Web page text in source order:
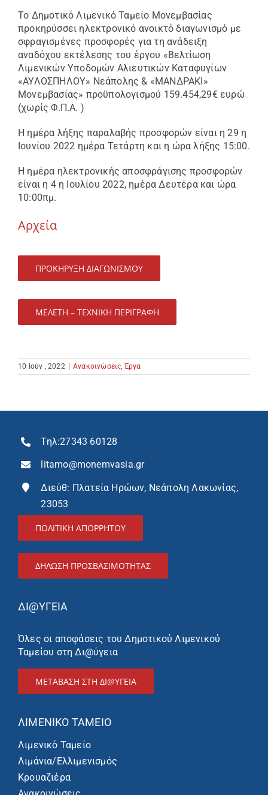
Το Δημοτικό Λιμενικό Ταμείο Μονεμβασίας
προκηρύσσει ηλεκτρονικό ανοικτό διαγωνισμό με
σφραγισμένες προσφορές για τη ανάδειξη
αναδόχου εκτέλεσης του έργου «Βελτίωση
Λιμενικών Υποδομών Αλιευτικών Καταφυγίων
«ΑΥΛΟΣΠΗΛΟΥ» Νεάπολης & «ΜΑΝΔΡΑΚΙ»
Μονεμβασίας» προϋπολογισμού 159.454,29€ ευρώ
(χωρίς Φ.Π.Α. )
Η ημέρα λήξης παραλαβής προσφορών είναι η 29 η
Ιουνίου 2022 ημέρα Τετάρτη και η ώρα λήξης 15:00.
Η ημέρα ηλεκτρονικής αποσφράγισης προσφορών
είναι η 4 η Ιουλίου 2022, ημέρα Δευτέρα και ώρα
10:00πμ.
Αρχεία
ΠΡΟΚΗΡΥΞΗ ΔΙΑΓΩΝΙΣΜΟΥ
ΜΕΛΕΤΗ – ΤΕΧΝΙΚΗ ΠΕΡΙΓΡΑΦΗ
10 Ιούν , 2022 Ανακοινώσεις,Έργα
Τηλ:27343 60128
litamo@monemvasia.gr
Διεύθ: Πλατεία Ηρώων, Νεάπολη Λακωνίας,
23053
ΠΟΛΙΤΙΚΗ ΑΠΟΡΡΗΤΟΥ
ΔΉΛΩΣΗ ΠΡΟΣΒΑΣΙΜΌΤΗΤΑΣ
ΔΙ@ΥΓΕΙΑ
Όλες οι αποφάσεις του Δημοτικού Λιμενικού
Ταμείου στη Δι@ύγεια
ΜΕΤΑΒΑΣΗ ΣΤΗ ΔΙ@ΥΓΕΙΑ
ΛΙΜΕΝΙΚΌ ΤΑΜΕΊΟ
Λιμενικό Ταμείο
Λιμάνια/Ελλιμενισμός
Κρουαζιέρα